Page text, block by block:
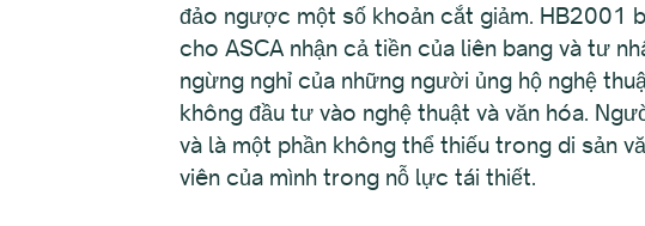
đảo ngược một số khoản cắt giảm. HB2001
cho ASCA nhận cả tiền của liên bang và tư
ngừng nghỉ của những người ủng hộ nghệ
không đầu tư vào nghệ thuật và văn hóa.
và là một phần không thể thiếu trong di sản
viên của mình trong nỗ lực tái thiết.